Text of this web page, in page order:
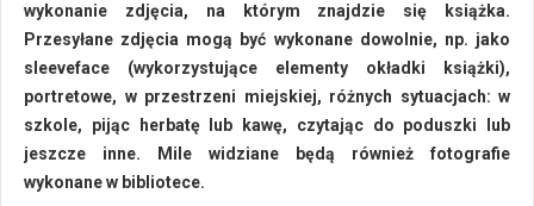
wykonanie zdjęcia, na którym znajdzie się książka.
Przesyłane zdjęcia mogą być wykonane dowolnie, np. jako
sleeveface (wykorzystujące elementy okładki książki),
portretowe, w przestrzeni miejskiej, różnych sytuacjach: w
szkole, pijąc herbatę lub kawę, czytając do poduszki lub
jeszcze inne. Mile widziane będą również fotografie
wykonane w bibliotece.